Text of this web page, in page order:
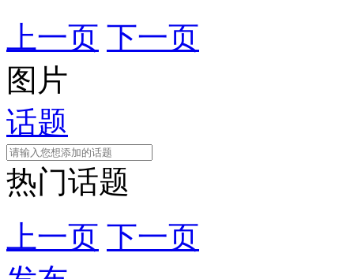
上一页 下一页
图片
话题
热门话题
上一页 下一页